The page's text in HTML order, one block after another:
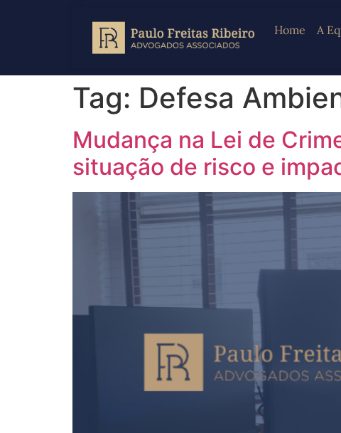
Home A
Tag: Defesa
Mudança na Lei de
situação de risco e